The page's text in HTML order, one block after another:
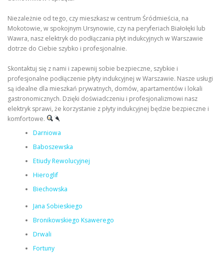
Niezależnie od tego, czy mieszkasz w centrum Śródmieścia, na
Mokotowie, w spokojnym Ursynowie, czy na peryferiach Białołęki lub
Wawra, nasz elektryk do podłączania płyt indukcyjnych w Warszawie
dotrze do Ciebie szybko i profesjonalnie.
Skontaktuj się z nami i zapewnij sobie bezpieczne, szybkie i
profesjonalne podłączenie płyty indukcyjnej w Warszawie. Nasze usługi
są idealne dla mieszkań prywatnych, domów, apartamentów i lokali
gastronomicznych. Dzięki doświadczeniu i profesjonalizmowi nasz
elektryk sprawi, że korzystanie z płyty indukcyjnej będzie bezpieczne i
komfortowe.
Darniowa
Baboszewska
Etiudy Rewolucyjnej
Hieroglif
Biechowska
Jana Sobieskiego
Bronikowskiego Ksawerego
Drwali
Fortuny